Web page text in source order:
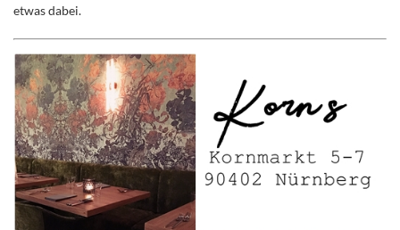
etwas dabei.